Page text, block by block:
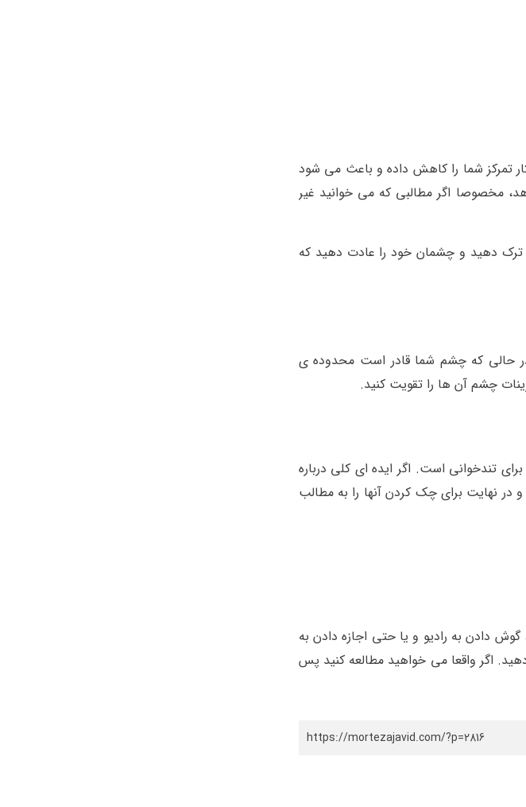
تمرکز شما را کاهش داده و باعث می شود
مخصوصا اگر مطالبی که می خوانید غیر
ترک دهید و چشمان خود را عادت دهید که
در حالی که چشم شما قادر است محدوده ی
چشم آن ها را تقویت کنید.
تندخوانی است. اگر ایده ای کلی درباره
در نهایت برای چک کردن آنها را به مطالب
دادن به رادیو و یا حتی اجازه دادن به
اگر واقعا می خواهید مطالعه کنید پس
https://mortezajavid.com/?p=2816